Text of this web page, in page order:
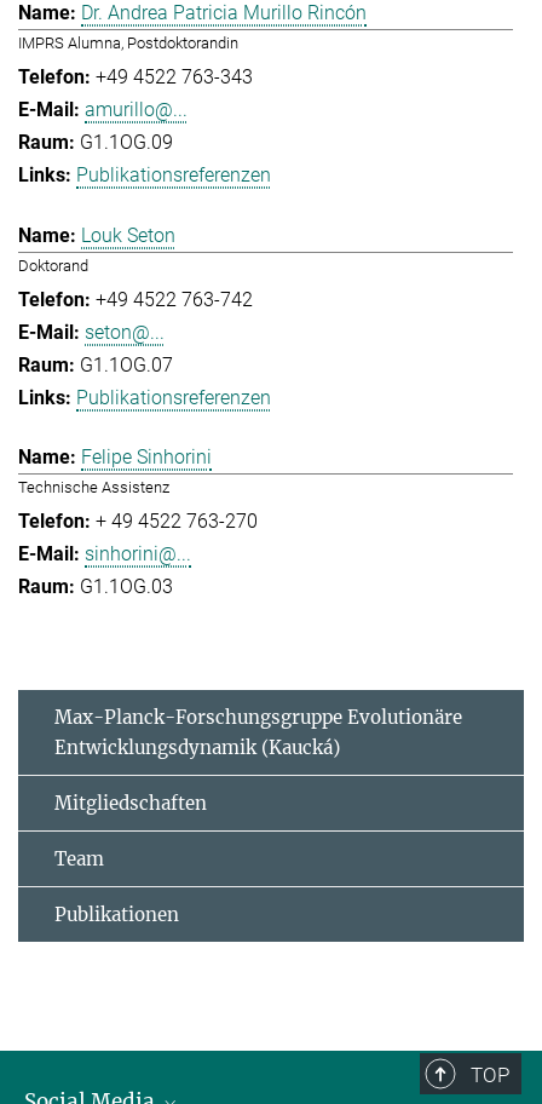
Dr. Andrea Patricia Murillo Rincón
IMPRS Alumna, Postdoktorandin
+49 4522 763-343
amurillo@...
G1.1OG.09
Publikationsreferenzen
Louk Seton
Doktorand
+49 4522 763-742
seton@...
G1.1OG.07
Publikationsreferenzen
Felipe Sinhorini
Technische Assistenz
+ 49 4522 763-270
sinhorini@...
G1.1OG.03
Max-Planck-Forschungsgruppe Evolutionäre
Entwicklungsdynamik (Kaucká)
Mitgliedschaften
Team
Publikationen
TOP